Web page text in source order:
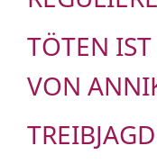
TÖTEN
VON
TREIBJAGD